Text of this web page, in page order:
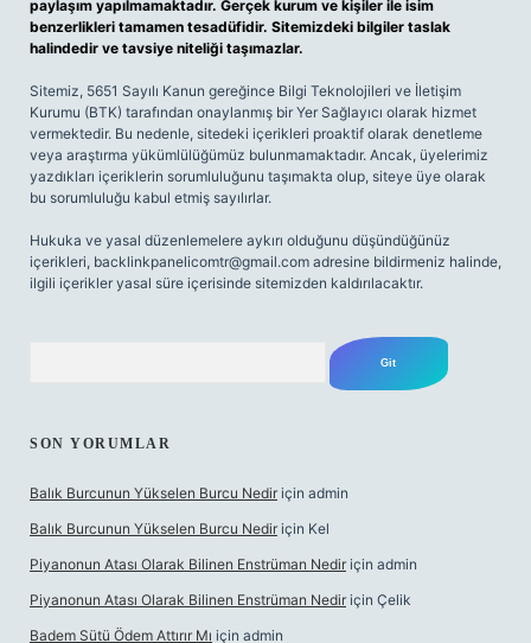
paylaşım yapılmamaktadır. Gerçek kurum ve kişiler ile isim
benzerlikleri tamamen tesadüfidir. Sitemizdeki bilgiler taslak
halindedir ve tavsiye niteliği taşımazlar.
Sitemiz, 5651 Sayılı Kanun gereğince Bilgi Teknolojileri ve İletişim
Kurumu (BTK) tarafından onaylanmış bir Yer Sağlayıcı olarak hizmet
vermektedir. Bu nedenle, sitedeki içerikleri proaktif olarak denetleme
veya araştırma yükümlülüğümüz bulunmamaktadır. Ancak, üyelerimiz
yazdıkları içeriklerin sorumluluğunu taşımakta olup, siteye üye olarak
bu sorumluluğu kabul etmiş sayılırlar.
Hukuka ve yasal düzenlemelere aykırı olduğunu düşündüğünüz
içerikleri, backlinkpanelicomtr@gmail.com adresine bildirmeniz halinde,
ilgili içerikler yasal süre içerisinde sitemizden kaldırılacaktır.
SON YORUMLAR
Balık Burcunun Yükselen Burcu Nedir için admin
Balık Burcunun Yükselen Burcu Nedir için Kel
Piyanonun Atası Olarak Bilinen Enstrüman Nedir için admin
Piyanonun Atası Olarak Bilinen Enstrüman Nedir için Çelik
Badem Sütü Ödem Attırır Mı için admin